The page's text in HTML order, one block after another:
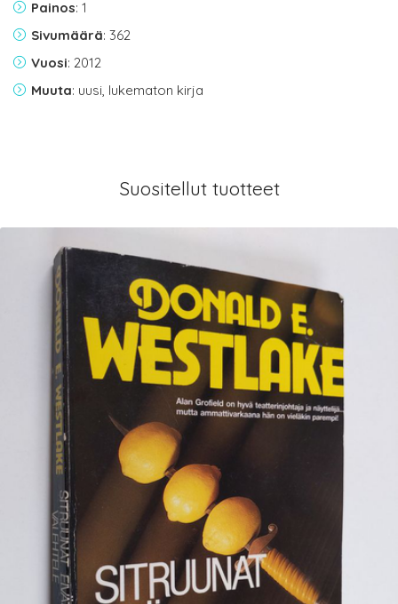
Painos: 1
Sivumäärä: 362
Vuosi: 2012
Muuta: uusi, lukematon kirja
Suositellut tuotteet